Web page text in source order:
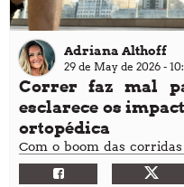
Adriana Althoff
29 de May de 2026 -
Correr faz mal
esclarece os
ortopédica
Com o boom das
quando o esporte
deve ser investigada